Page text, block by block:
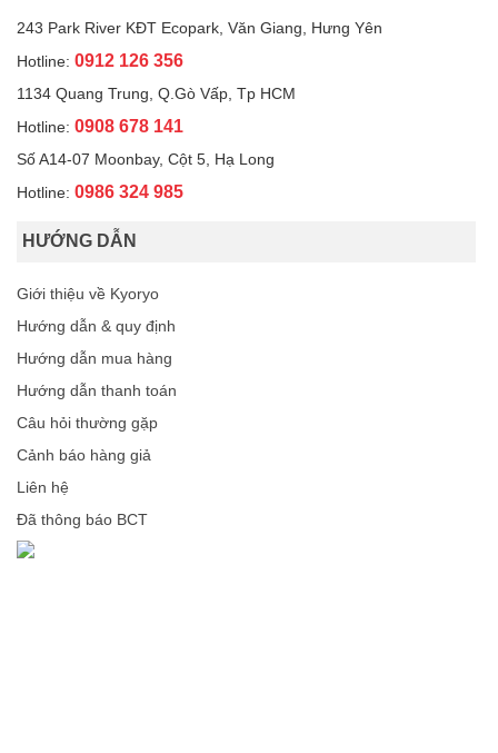
243 Park River KĐT Ecopark, Văn Giang, Hưng Yên
Hotline: 0912 126 356
1134 Quang Trung, Q.Gò Vấp, Tp HCM
Hotline: 0908 678 141
Số A14-07 Moonbay, Cột 5, Hạ Long
Hotline: 0986 324 985
HƯỚNG DẪN
Giới thiệu về Kyoryo
Hướng dẫn & quy định
Hướng dẫn mua hàng
Hướng dẫn thanh toán
Câu hỏi thường gặp
Cảnh báo hàng giả
Liên hệ
Đã thông báo BCT